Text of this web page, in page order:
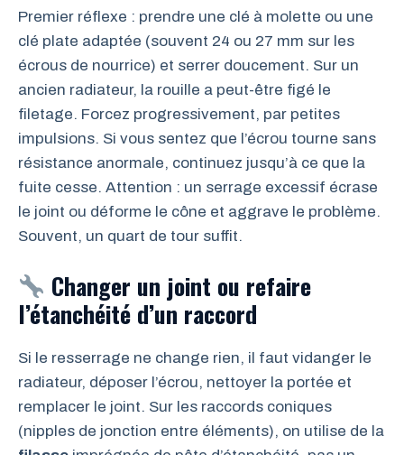
Premier réflexe : prendre une clé à molette ou une
clé plate adaptée (souvent 24 ou 27 mm sur les
écrous de nourrice) et serrer doucement. Sur un
ancien radiateur, la rouille a peut-être figé le
filetage. Forcez progressivement, par petites
impulsions. Si vous sentez que l’écrou tourne sans
résistance anormale, continuez jusqu’à ce que la
fuite cesse. Attention : un serrage excessif écrase
le joint ou déforme le cône et aggrave le problème.
Souvent, un quart de tour suffit.
Changer un joint ou refaire
l’étanchéité d’un raccord
Si le resserrage ne change rien, il faut vidanger le
radiateur, déposer l’écrou, nettoyer la portée et
remplacer le joint. Sur les raccords coniques
(nipples de jonction entre éléments), on utilise de la